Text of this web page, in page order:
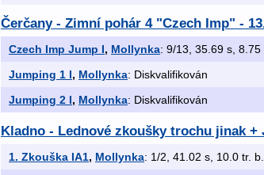
Čerčany - Zimní pohár 4 "Czech Imp" -
Czech Imp Jump I, Mollynka: 9/13, 35.69 s,
Jumping 1 I, Mollynka: Diskvalifikován
Jumping 2 I, Mollynka: Diskvalifikován
Kladno - Lednové zkoušky trochu jinak +
1. Zkouška IA1, Mollynka: 1/2, 41.02 s, 10.0 tr.